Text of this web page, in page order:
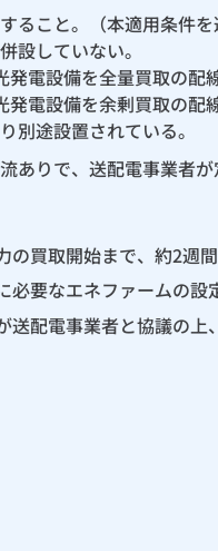
ること。（本適用条件
設していない。
電設備を全量買取の配
電設備を余剰買取の配
別途設置されている。
ありで、送配電事業者
の買取開始まで、約2週
必要なエネファームの設
送配電事業者と協議の上